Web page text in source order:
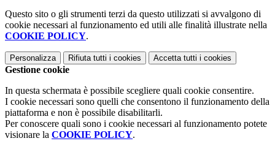
Questo sito o gli strumenti terzi da questo utilizzati si avvalgono di
cookie necessari al funzionamento ed utili alle finalità illustrate nella
COOKIE POLICY.
Personalizza Rifiuta tutti i cookies Accetta tutti i cookies
Gestione cookie
In questa schermata è possibile scegliere quali cookie consentire.
I cookie necessari sono quelli che consentono il funzionamento della
piattaforma e non è possibile disabilitarli.
Per conoscere quali sono i cookie necessari al funzionamento potete
visionare la COOKIE POLICY.